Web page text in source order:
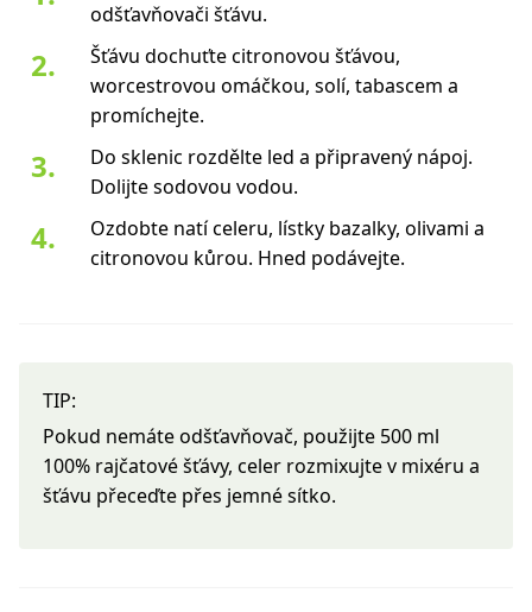
odšťavňovači šťávu.
Šťávu dochuťte citronovou šťávou,
worcestrovou omáčkou, solí, tabascem a
promíchejte.
Do sklenic rozdělte led a připravený nápoj.
Dolijte sodovou vodou.
Ozdobte natí celeru, lístky bazalky, olivami a
citronovou kůrou. Hned podávejte.
TIP:
Pokud nemáte odšťavňovač, použijte 500 ml
100% rajčatové šťávy, celer rozmixujte v mixéru a
šťávu přeceďte přes jemné sítko.